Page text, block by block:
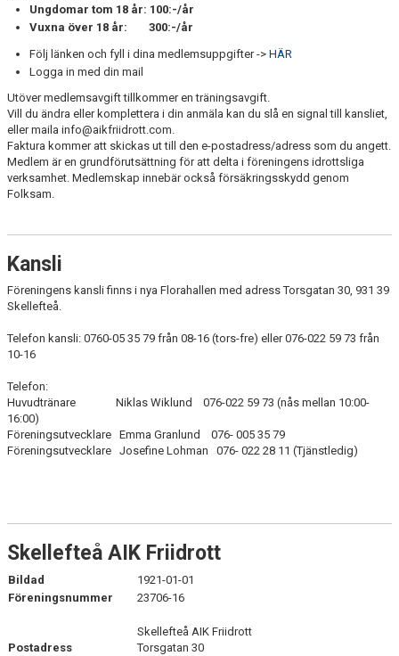
NÄRLIGGANDE KLUBBAR
KLUBBKLÄDER
TÄVLINGSRESULTAT
DOKUMENT
GULDLOPPET
Ungdomar tom 18 år: 100:-/år
Vuxna över 18 år: 300:-/år
Följ länken och fyll i dina medlemsuppgifter -> HÄR
Logga in med din mail
Utöver medlemsavgift tillkommer en träningsavgift.
Vill du ändra eller komplettera i din anmäla kan du slå en signal till kansliet,
eller maila info@aikfriidrott.com.
Faktura kommer att skickas ut till den e-postadress/adress som du angett.
Medlem är en grundförutsättning för att delta i föreningens idrottsliga
verksamhet. Medlemskap innebär också försäkringsskydd genom
Folksam.
Kansli
Föreningens kansli finns i nya Florahallen med adress Torsgatan 30, 931 39
Skellefteå.
Telefon kansli: 0760-05 35 79 från 08-16 (tors-fre) eller 076-022 59 73 från
10-16
Telefon:
Huvudtränare Niklas Wiklund 076-022 59 73 (nås mellan 10:00-
16:00)
Föreningsutvecklare Emma Granlund 076- 005 35 79
Föreningsutvecklare Josefine Lohman 076- 022 28 11 (Tjänstledig)
Skellefteå AIK Friidrott
Bildad
1921-01-01
Föreningsnummer
23706-16
Postadress
Skellefteå AIK Friidrott
Torsgatan 30